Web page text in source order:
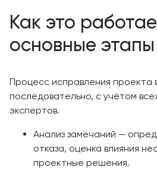
Как это
основные этапы
Процесс исправления проекта
последовательно, с учётом
экспертов.
Анализ замечаний —
отказа, оценка влияния
проектные решения.